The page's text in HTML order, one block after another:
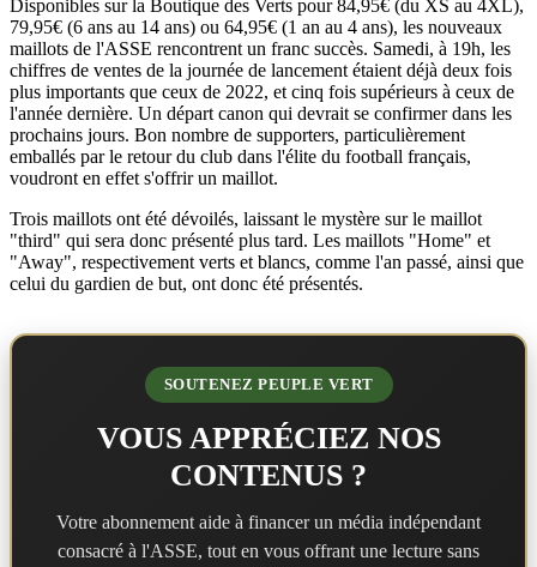
Disponibles sur la Boutique des Verts pour 84,95€ (du XS au 4XL),
79,95€ (6 ans au 14 ans) ou 64,95€ (1 an au 4 ans), les nouveaux
maillots de l'ASSE rencontrent un franc succès. Samedi, à 19h, les
chiffres de ventes de la journée de lancement étaient déjà deux fois
plus importants que ceux de 2022, et cinq fois supérieurs à ceux de
l'année dernière. Un départ canon qui devrait se confirmer dans les
prochains jours. Bon nombre de supporters, particulièrement
emballés par le retour du club dans l'élite du football français,
voudront en effet s'offrir un maillot.
Trois maillots ont été dévoilés, laissant le mystère sur le maillot
"third" qui sera donc présenté plus tard. Les maillots "Home" et
"Away", respectivement verts et blancs, comme l'an passé, ainsi que
celui du gardien de but, ont donc été présentés.
SOUTENEZ PEUPLE VERT
VOUS APPRÉCIEZ NOS
CONTENUS ?
Votre abonnement aide à financer un média indépendant
consacré à l'ASSE, tout en vous offrant une lecture sans